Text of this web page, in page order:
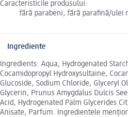
Caracteristicile produsului:
fără parabeni, fără parafină/ulei
Ingrediente
Ingredients: Aqua, Hydrogenated
Cocamidopropyl Hydroxysultaine,
Glucoside, Sodium Chloride, Glyceryl
Glycerin, Prunus Amygdalus Dulcis
Acid, Hydrogenated Palm Glycerides
Anisate, Parfum. Ingredientele